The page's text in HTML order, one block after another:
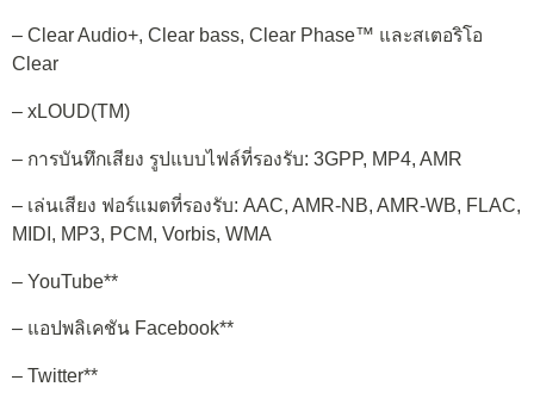
– Clear Audio+, Clear bass, Clear Phase™ และสเตอริโอ
Clear
– xLOUD(TM)
– การบันทึกเสียง รูปแบบไฟล์ที่รองรับ: 3GPP, MP4, AMR
– เล่นเสียง ฟอร์แมตที่รองรับ: AAC, AMR-NB, AMR-WB, FLAC,
MIDI, MP3, PCM, Vorbis, WMA
– YouTube**
– แอปพลิเคชัน Facebook**
– Twitter**